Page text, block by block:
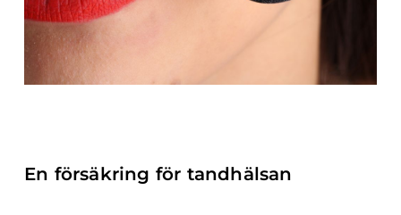
En försäkring för tandhälsan